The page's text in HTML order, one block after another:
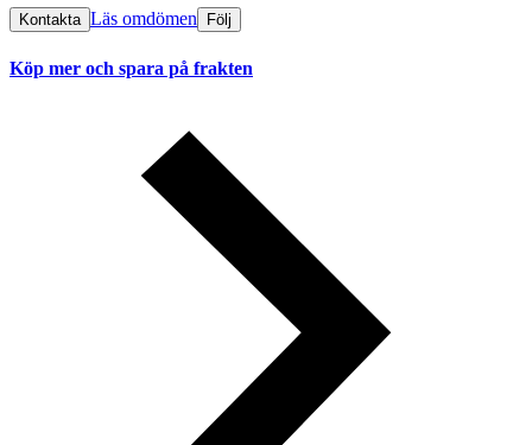
Kontakta Läs omdömen Följ
Köp mer och spara på frakten